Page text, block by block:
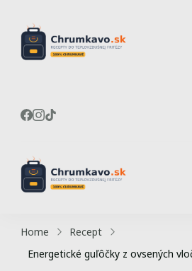
Home
Recept
Energetické guľôčky z ovsených